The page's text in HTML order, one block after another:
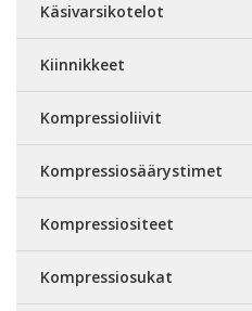
Käsivarsikotelot
Kiinnikkeet
Kompressioliivit
Kompressiosäärystimet
Kompressiositeet
Kompressiosukat